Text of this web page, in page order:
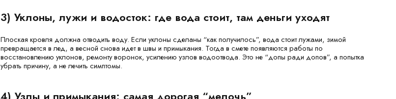
3) Уклоны, лужи и водосток: где вода стоит, там деньги уходят
Плоская кровля должна отводить воду. Если уклоны сделаны “как получилось”, вода стоит лужами, зимой
превращается в лед, а весной снова идет в швы и примыкания. Тогда в смете появляются работы по
восстановлению уклонов, ремонту воронок, усилению узлов водоотвода. Это не “допы ради допов”, а попытка
убрать причину, а не лечить симптомы.